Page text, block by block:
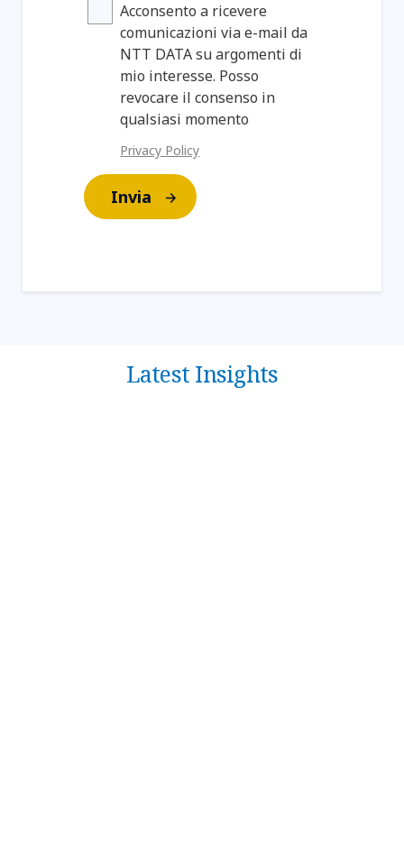
Acconsento a ricevere
comunicazioni via e-mail da
NTT DATA su argomenti di
mio interesse. Posso
revocare il consenso in
qualsiasi momento
Privacy Policy
Invia
Latest Insights